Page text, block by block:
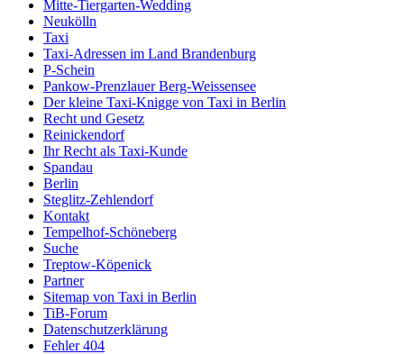
Mitte-Tiergarten-Wedding
Neukölln
Taxi
Taxi-Adressen im Land Brandenburg
P-Schein
Pankow-Prenzlauer Berg-Weissensee
Der kleine Taxi-Knigge von Taxi in Berlin
Recht und Gesetz
Reinickendorf
Ihr Recht als Taxi-Kunde
Spandau
Berlin
Steglitz-Zehlendorf
Kontakt
Tempelhof-Schöneberg
Suche
Treptow-Köpenick
Partner
Sitemap von Taxi in Berlin
TiB-Forum
Datenschutzerklärung
Fehler 404